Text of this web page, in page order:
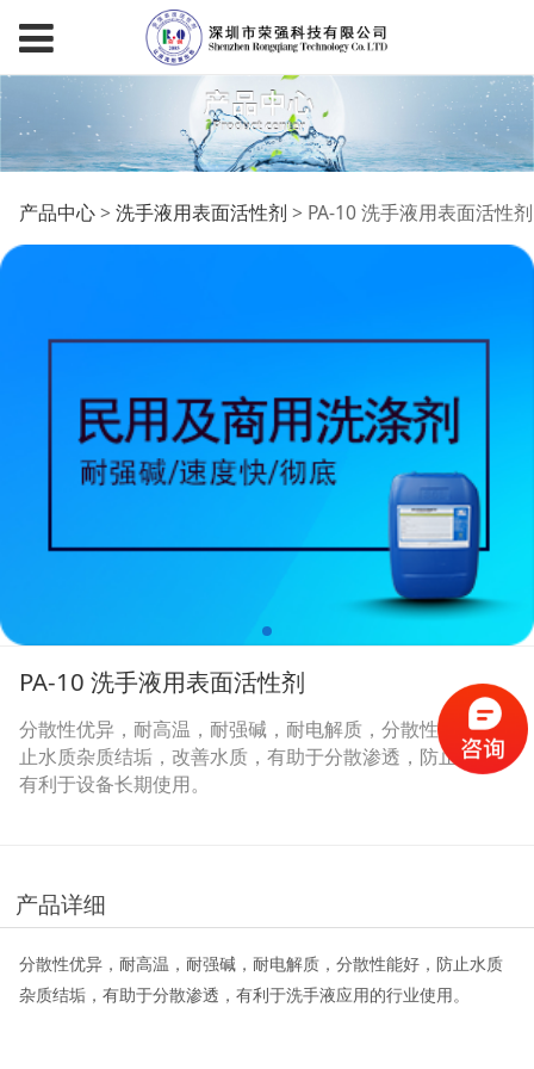
PA-10 洗手液用表面活
产品中心> 洗手液用表面活性剂 > PA-10 洗手液用表面活性剂
PA-10 洗手液用表面活性剂
分散性优异，耐高温，耐强碱，耐电解质，分散性能好，防
止水质杂质结垢，改善水质，有助于分散渗透，防止色斑。
有利于设备长期使用。
产品详细
分散性优异，耐高温，耐强碱，耐电解质，分散性能好，防止水质
杂质结垢，有助于分散渗透，有利于洗手液应用的行业使用。